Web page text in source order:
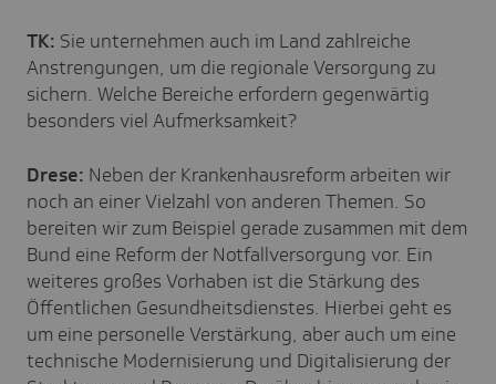
TK: Sie unternehmen auch im Land zahlreiche
Anstrengungen, um die regionale Versorgung zu
sichern. Welche Bereiche erfordern gegenwärtig
besonders viel Aufmerksamkeit?
Drese: Neben der Krankenhausreform arbeiten wir
noch an einer Vielzahl von anderen Themen. So
bereiten wir zum Beispiel gerade zusammen mit dem
Bund eine Reform der Notfallversorgung vor. Ein
weiteres großes Vorhaben ist die Stärkung des
Öffentlichen Gesundheitsdienstes. Hierbei geht es
um eine personelle Verstärkung, aber auch um eine
technische Modernisierung und Digitalisierung der